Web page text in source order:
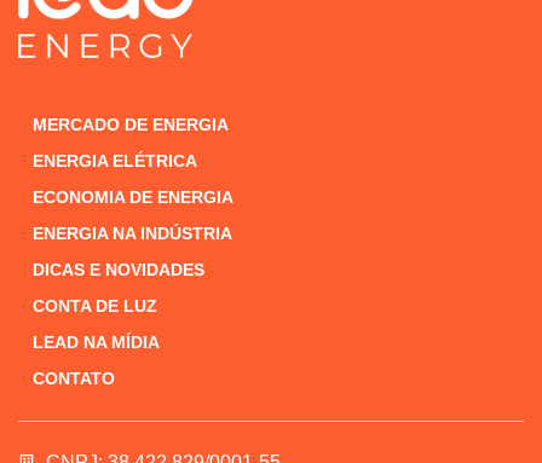
MERCADO DE ENERGIA
ENERGIA ELÉTRICA
ECONOMIA DE ENERGIA
ENERGIA NA INDÚSTRIA
DICAS E NOVIDADES
CONTA DE LUZ
LEAD NA MÍDIA
CONTATO